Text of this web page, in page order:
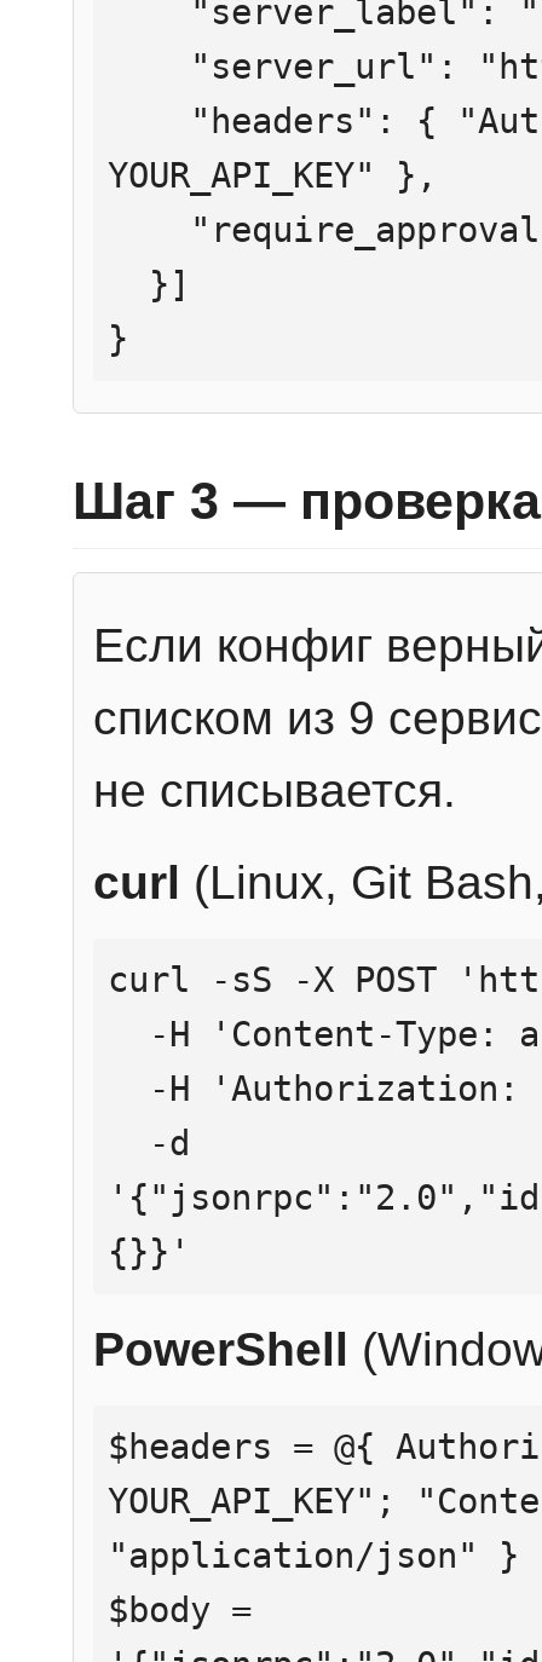
YOUR_API_KEY" },
}
Шаг 3 — проверка
Если конфиг
списком из 9
не списывается.
curl (Linux, Git
curl -sS -X POST
{}}'
PowerShell
$headers = @{
YOUR_API_KEY";
"application/json" }
$body =